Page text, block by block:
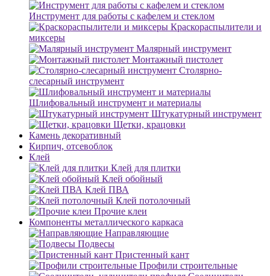
Инструмент для работы с кафелем и стеклом
Краскораспылители и
миксеры
Малярный инструмент
Монтажный пистолет
Столярно-
слесарный инструмент
Шлифовальный инструмент и материалы
Штукатурный инструмент
Щетки, крацовки
Камень декоративный
Кирпич, отсевоблок
Клей
Клей для плитки
Клей обойный
Клей ПВА
Клей потолочный
Прочие клеи
Компоненты металлического каркаса
Направляющие
Подвесы
Пристенный кант
Профили строительные